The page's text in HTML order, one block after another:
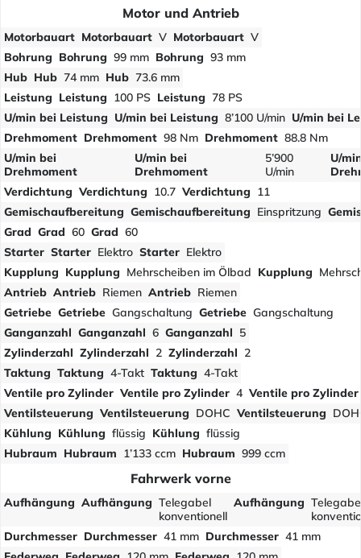
Motor und Antrieb
Motorbauart Motorbauart V Motorbauart V
Bohrung Bohrung 99 mm Bohrung 93 mm
Hub Hub 74 mm Hub 73.6 mm
Leistung Leistung 100 PS Leistung 78 PS
U/min bei Leistung U/min bei Leistung 8’100 U/min U/min bei
Drehmoment Drehmoment 98 Nm Drehmoment 88.8 Nm
U/min bei
Drehmoment
U/min bei
Drehmoment
5’900
U/min
U/
Verdichtung Verdichtung 10.7 Verdichtung
11
Gemischaufbereitung Gemischaufbereitung Einspritzung
Grad Grad 60 Grad 60
Starter Starter Elektro Starter Elektro
Kupplung Kupplung Mehrscheiben im Ölbad Kupplung
Antrieb Antrieb Riemen Antrieb Riemen
Getriebe Getriebe Gangschaltung Getriebe Gangschaltung
Ganganzahl Ganganzahl 6 Ganganzahl 5
Zylinderzahl Zylinderzahl 2 Zylinderzahl 2
Taktung Taktung 4-Takt Taktung 4-Takt
Ventile pro Zylinder Ventile pro Zylinder 4 Ventile pro Zylinder
Ventilsteuerung Ventilsteuerung DOHC Ventilsteuerung
Kühlung Kühlung flüssig Kühlung flüssig
Hubraum Hubraum 1’133 ccm Hubraum 999 ccm
Fahrwerk vorne
Aufhängung Aufhängung Telegabel
konventionell
Aufhängung
Durchmesser Durchmesser 41 mm Durchmesser 41 mm